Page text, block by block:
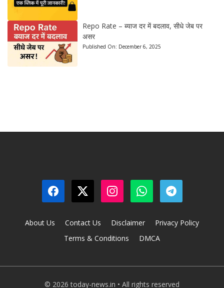
Repo Rate – ब्याज दर में बदलाव, सीधे जेब पर
असर
Published On: December 6, 2025
About Us Contact Us Disclaimer
Privacy Policy
Terms & Conditions
DMCA
© 2026 today-news.in • All rights reserved